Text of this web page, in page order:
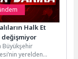
Halk Et
Büyükşehir
yerelden